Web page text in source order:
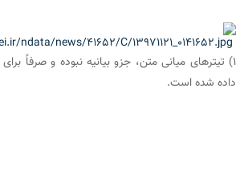
۱) تیترهای میانی متن، جزو بیانیه نبوده و صرفاً
داده شده است.